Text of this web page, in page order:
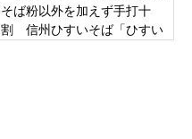
そば粉以外を加えず手打十
割 信州ひすいそば「ひすい